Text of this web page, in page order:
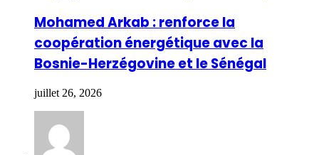
Mohamed Arkab : renforce la
coopération énergétique avec la
Bosnie-Herzégovine et le Sénégal
juillet 26, 2026